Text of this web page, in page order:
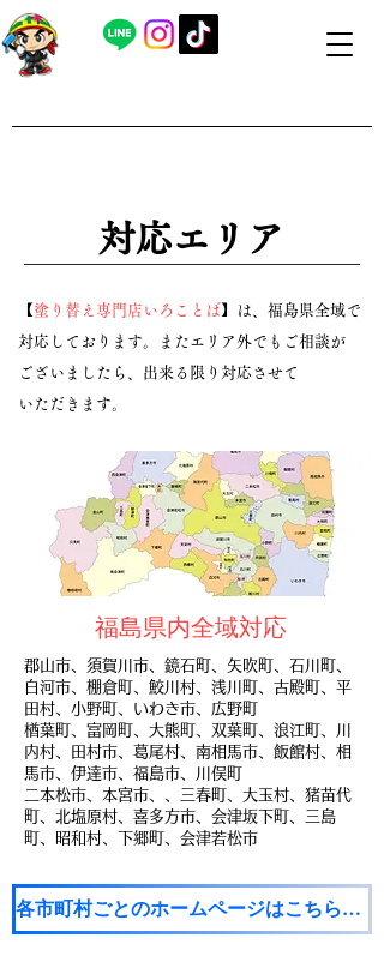
​対応エリア
【塗り替え専門店いろことば】は、福島県全域で
対応しております。またエリア外でもご相談が
ございましたら、出来る限り対応させて
いただきます。
​福島県内全域対応
郡山市、須賀川市、鏡石町、矢吹町、石川町、
白河市、棚倉町、鮫川村、浅川町、古殿町、平
田村、小野町、いわき市、広野町
楢葉町、富岡町、大熊町、双葉町、浪江町、川
内村、田村市、葛尾村、南相馬市、飯館村、相
馬市、伊達市、福島市、川俣町
​二本松市、本宮市、、三春町、大玉村、猪苗代
町、北塩原村、喜多方市、会津坂下町、三島
町、昭和村、下郷町、会津若松市
各市町村ごとのホームページはこちらから 補助金・助成金を確認出来ます。